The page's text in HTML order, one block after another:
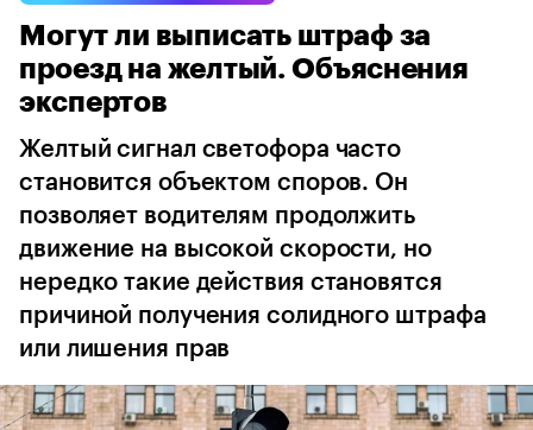
Могут ли выписать штраф за
проезд на желтый. Объяснения
экспертов
Желтый сигнал светофора часто
становится объектом споров. Он
позволяет водителям продолжить
движение на высокой скорости, но
нередко такие действия становятся
причиной получения солидного штрафа
или лишения прав